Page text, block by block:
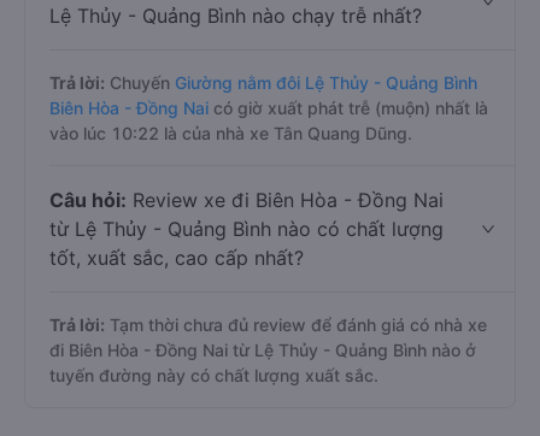
Lệ Thủy - Quảng Bình nào chạy trễ nhất?
Trả lời: Chuyến Giường nằm đôi Lệ Thủy - Quảng Bình
Biên Hòa - Đồng Nai có giờ xuất phát trễ (muộn) nhất là
vào lúc 10:22 là của nhà xe Tân Quang Dũng.
Câu hỏi: Review xe đi Biên Hòa - Đồng Nai
từ Lệ Thủy - Quảng Bình nào có chất lượng
tốt, xuất sắc, cao cấp nhất?
Trả lời: Tạm thời chưa đủ review để đánh giá có nhà xe
đi Biên Hòa - Đồng Nai từ Lệ Thủy - Quảng Bình nào ở
tuyến đường này có chất lượng xuất sắc.